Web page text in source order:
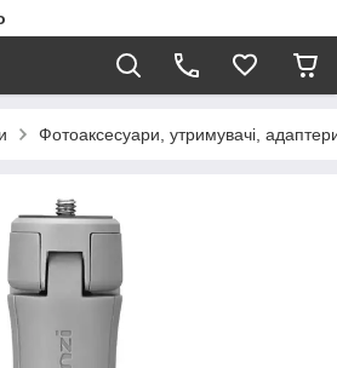
Фотоаксесуари, утримувачі,